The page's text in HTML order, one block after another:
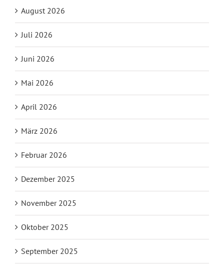
August 2026
Juli 2026
Juni 2026
Mai 2026
April 2026
März 2026
Februar 2026
Dezember 2025
November 2025
Oktober 2025
September 2025